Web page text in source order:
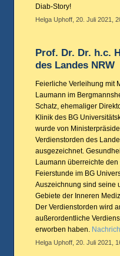
Diab-Story!
Helga Uphoff, 20. Juli 2021,
Prof. Dr. Dr. h.c.
des Landes NRW
Feierliche Verleihung mit
Laumann im
Schatz, ehemaliger
Klinik des BG
wurde von
Verdienstorden des
ausgezeichnet.
Laumann überreichte
Feierstunde im BG
Auszeichnung sind seine
Gebiete der Inneren
Der Verdienstorden wird
außerordentliche
erworben haben.
Helga Uphoff, 20. Juli 2021,